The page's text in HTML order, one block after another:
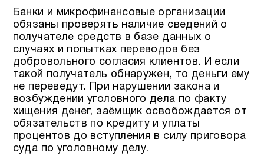
Банки и микрофинансовые организации
обязаны проверять наличие сведений о
получателе средств в базе данных о
случаях и попытках переводов без
добровольного согласия клиентов. И если
такой получатель обнаружен, то деньги ему
не переведут. При нарушении закона и
возбуждении уголовного дела по факту
хищения денег, заёмщик освобождается от
обязательств по кредиту и уплаты
процентов до вступления в силу приговора
суда по уголовному делу.